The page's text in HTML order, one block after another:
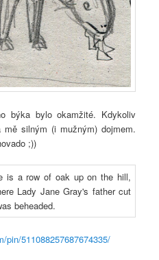
býka bylo okamžité. Kdykoliv
silným (i mužným) dojmem.
;))
pin/511088257687674335/